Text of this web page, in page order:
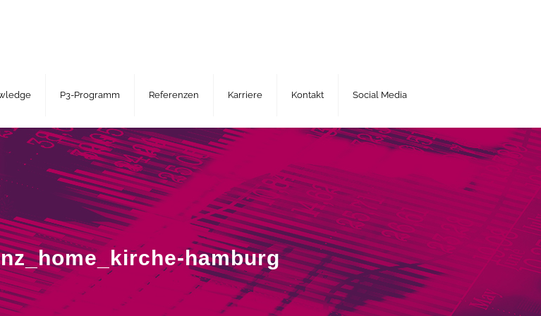
P3-Programm Referenzen Karriere Kontakt Social Media
hamburg